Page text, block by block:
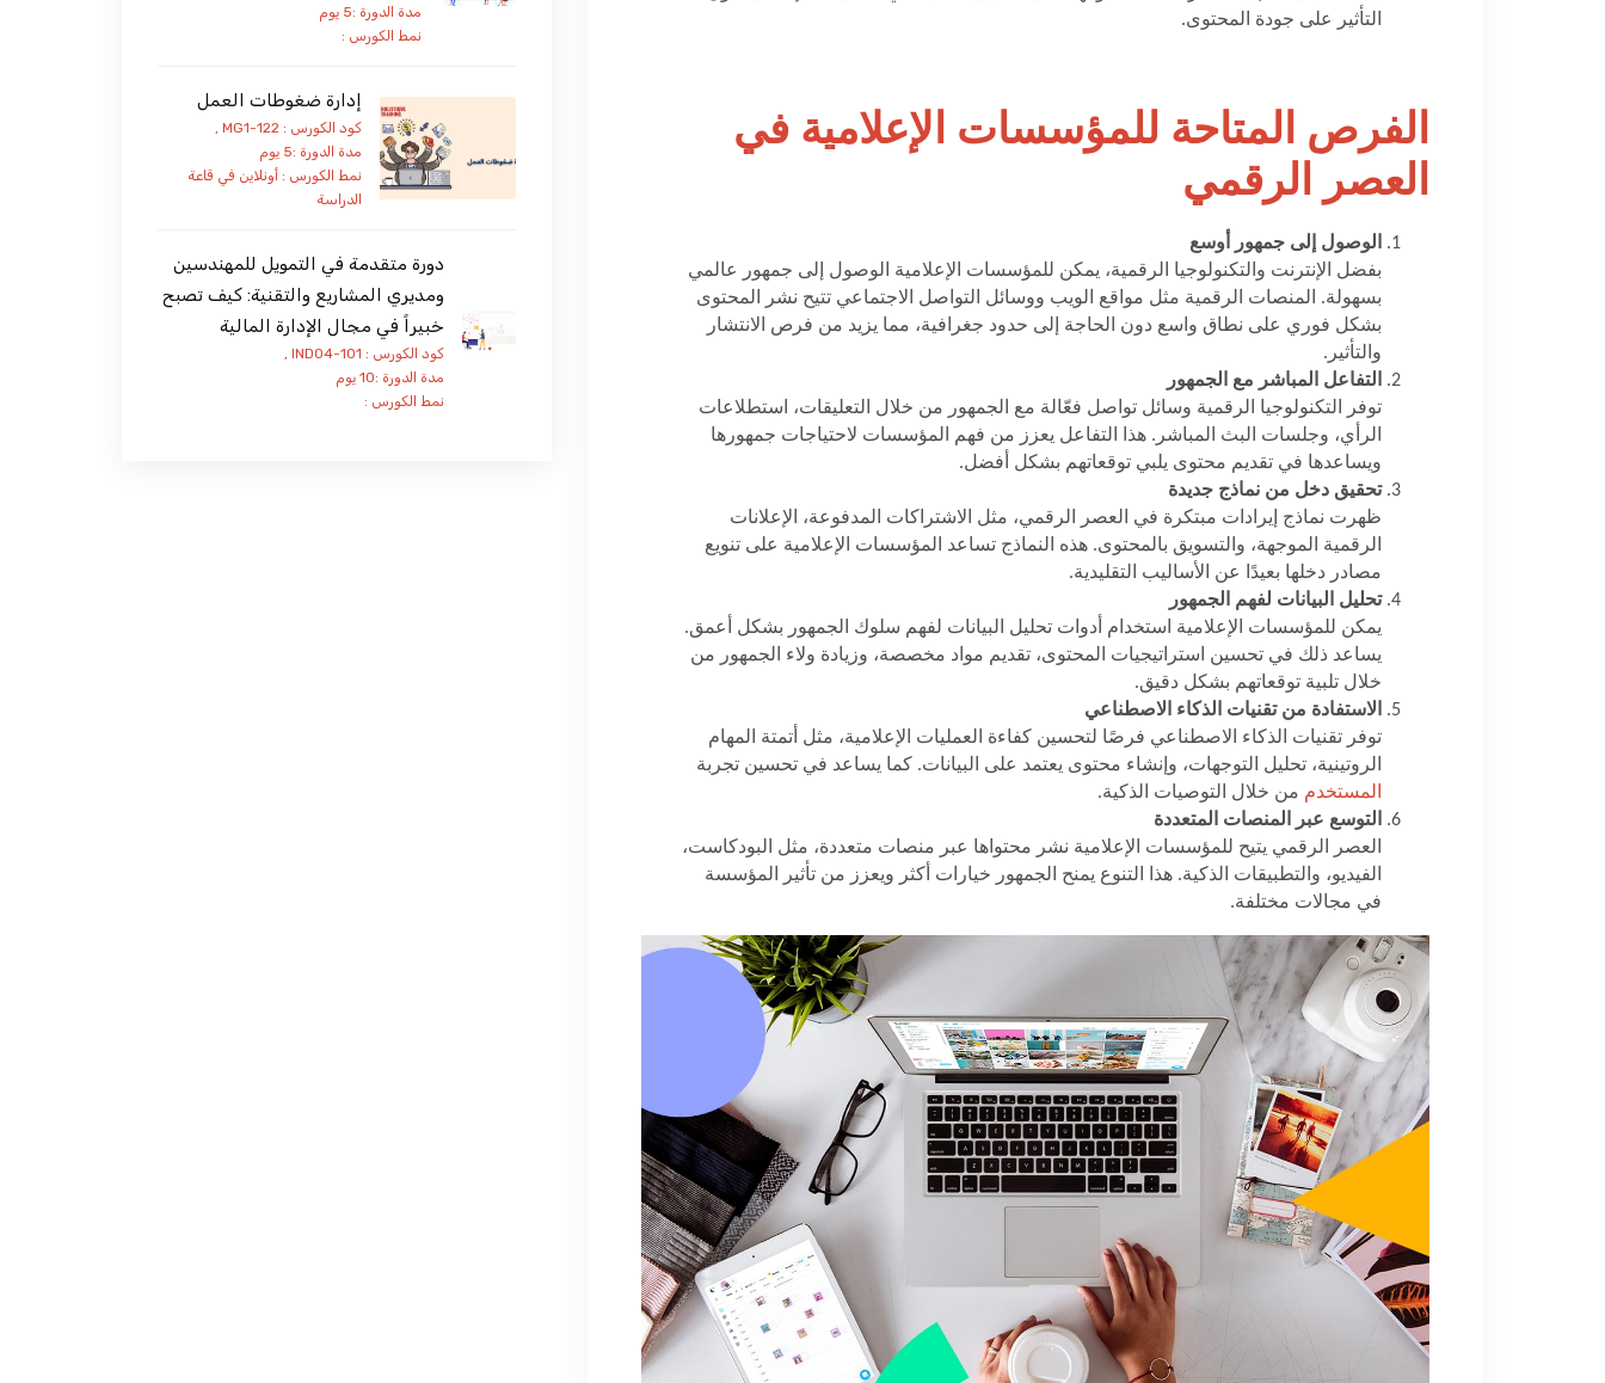
التأثير على جودة المحتوى.
الفرص المتاحة للمؤسسات الإعلامية في
العصر الرقمي
الوصول إلى جمهور أوسع
بفضل الإنترنت والتكنولوجيا الرقمية، يمكن للمؤسسات الإعلامية الوصول إلى جمهور عالمي
بسهولة. المنصات الرقمية مثل مواقع الويب ووسائل التواصل الاجتماعي تتيح نشر المحتوى
بشكل فوري على نطاق واسع دون الحاجة إلى حدود جغرافية، مما يزيد من فرص الانتشار
والتأثير .
التفاعل المباشر مع الجمهور
توفر التكنولوجيا الرقمية وسائل تواصل فعّالة مع الجمهور من خلال التعليقات، استطلاعات
الرأي، وجلسات البث المباشر. هذا التفاعل يعزز من فهم المؤسسات لاحتياجات جمهورها
ويساعدها في تقديم محتوى يلبي توقعاتهم بشكل أفضل.
تحقيق دخل من نماذج جديدة
ظهرت نماذج إيرادات مبتكرة في العصر الرقمي، مثل الاشتراكات المدفوعة، الإعلانات
الرقمية الموجهة، والتسويق بالمحتوى. هذه النماذج تساعد المؤسسات الإعلامية على تنويع
مصادر دخلها بعيدًا عن الأساليب التقليدية.
تحليل البيانات لفهم الجمهور
يمكن للمؤسسات الإعلامية استخدام أدوات تحليل البيانات لفهم سلوك الجمهور بشكل أعمق.
يساعد ذلك في تحسين استراتيجيات المحتوى، تقديم مواد مخصصة، وزيادة ولاء الجمهور من
خلال تلبية توقعاتهم بشكل دقيق.
الاستفادة من تقنيات الذكاء الاصطناعي
توفر تقنيات الذكاء الاصطناعي فرصًا لتحسين كفاءة العمليات الإعلامية، مثل أتمتة المهام
الروتينية، تحليل التوجهات، وإنشاء محتوى يعتمد على البيانات. كما يساعد في تحسين تجربة
المستخدم من خلال التوصيات الذكية.
التوسع عبر المنصات المتعددة
العصر الرقمي يتيح للمؤسسات الإعلامية نشر محتواها عبر منصات متعددة، مثل البودكاست،
الفيديو، والتطبيقات الذكية. هذا التنوع يمنح الجمهور خيارات أكثر ويعزز من تأثير المؤسسة
في مجالات مختلفة.
مدة الدورة :5 يوم
نمط الكورس :
إدارة ضغوطات العمل
كود الكورس : MG1-122 ,
مدة الدورة :5 يوم
نمط الكورس :أونلاين في قاعة
الدراسة
دورة متقدمة في التمويل للمهندسين
ومديري المشاريع والتقنية: كيف تصبح
خبيراً في مجال الإدارة المالية
كود الكورس : IND04-101 ,
مدة الدورة :10 يوم
نمط الكورس :